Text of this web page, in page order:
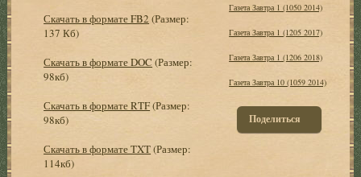
Скачать в формате FB2 (Размер:
137 Кб)
Скачать в формате DOC (Размер:
98кб)
Скачать в формате RTF(Размер:
98кб)
Скачать в формате TXT(Размер:
114кб)
Газета Завтра 1 (1050 2014)
Газета Завтра 1 (1205 2017)
Газета Завтра 1 (1206 2018)
Газета Завтра 10 (1059 2014)
Поделиться